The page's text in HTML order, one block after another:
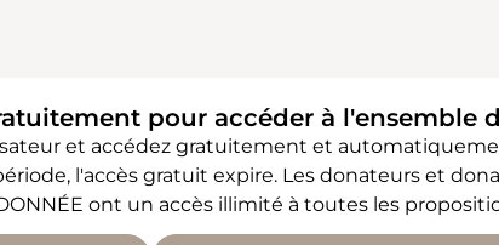
pour accéder à l'ensemble
et accédez gratuitement et
l'accès gratuit expire. Les donateurs et
ont un accès illimité à toutes les